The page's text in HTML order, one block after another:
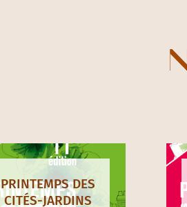
PRINTEMPS DES
CITÉS-JARDINS